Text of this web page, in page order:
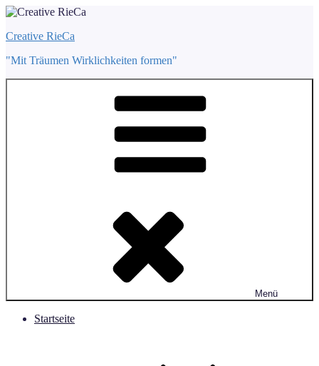
Zum
springen
Creative RieCa
"Mit Träumen Wirklichkeiten formen"
Menü
Startseite